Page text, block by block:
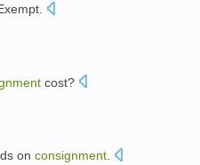
cost?
on consignment.